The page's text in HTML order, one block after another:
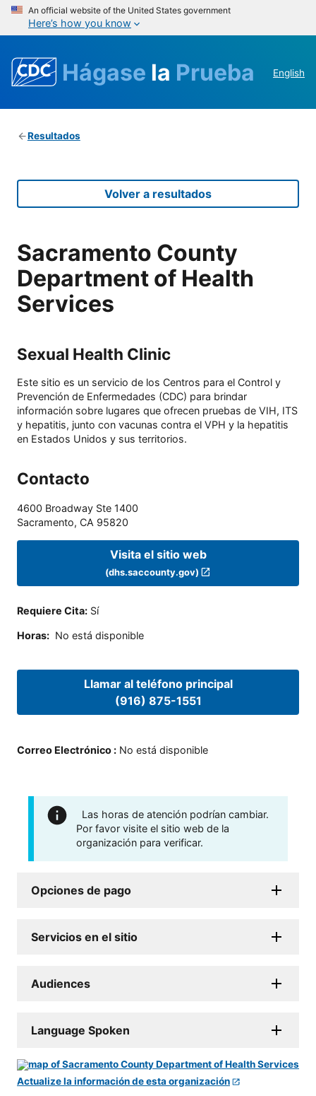
An official website of the United States government
Here’s how you know
Hágase la Prueba English
Resultados
Volver a resultados
Sacramento County
Department of Health
Services
Sexual Health Clinic
Este sitio es un servicio de los Centros para el Control y
Prevención de Enfermedades (CDC) para brindar
información sobre lugares que ofrecen pruebas de VIH, ITS
y hepatitis, junto con vacunas contra el VPH y la hepatitis
en Estados Unidos y sus territorios.
Contacto
4600 Broadway Ste 1400
Sacramento, CA 95820
Visita el sitio web
(dhs.saccounty.gov)
Requiere Cita: Sí
Horas: No está disponible
Llamar al teléfono principal
(916) 875-1551
Correo Electrónico : No está disponible
Las horas de atención podrían cambiar.
Por favor visite el sitio web de la
organización para verificar.
Opciones de pago
Servicios en el sitio
Audiences
Language Spoken
Actualize la información de esta organización